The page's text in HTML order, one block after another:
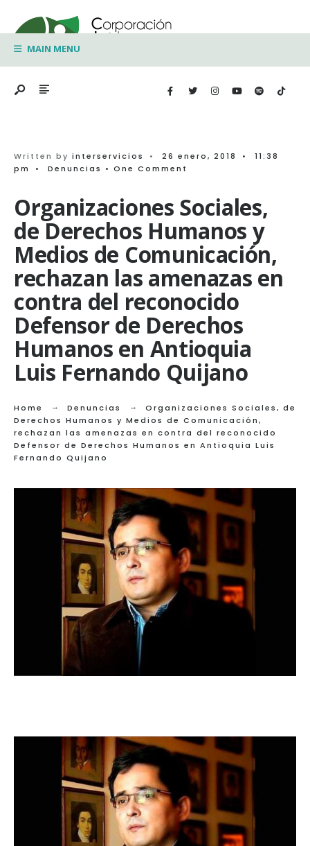
to
contentMAIN MENU
Written by interservicios • 26 enero, 2018 •
11:38
pm
• Denuncias • One Comment
Organizaciones Sociales,
de Derechos Humanos y
Medios de Comunicación,
rechazan las amenazas en
contra del reconocido
Defensor de Derechos
Humanos en Antioquia
Luis Fernando Quijano
Home Denuncias
Organizaciones Sociales, de
Derechos Humanos y Medios de Comunicación,
rechazan las amenazas en contra del reconocido
Defensor de Derechos Humanos en Antioquia Luis
Fernando Quijano
for: